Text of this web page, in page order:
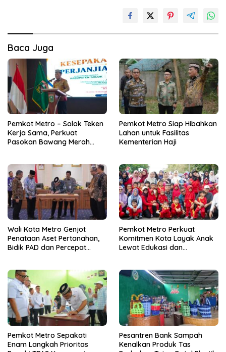
Baca Juga
Pemkot Metro – Solok Teken
Kerja Sama, Perkuat
Pasokan Bawang Merah
Pemkot Metro Siap Hibahkan
Lahan untuk Fasilitas
Kementerian Haji
Wali Kota Metro Genjot
Penataan Aset Pertanahan,
Bidik PAD dan Percepat
Pemkot Metro Perkuat
Komitmen Kota Layak Anak
Lewat Edukasi dan
Pemkot Metro Sepakati
Enam Langkah Prioritas
Pesantren Bank Sampah
Kenalkan Produk Tas